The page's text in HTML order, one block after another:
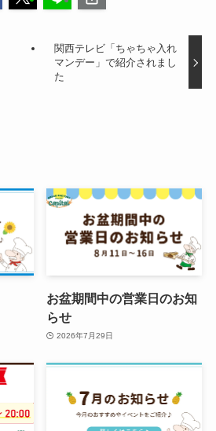
関西テレビ「ちゃちゃ入れ
マンデー」で紹介されまし
た
お盆期間中の営業日のお知
らせ
2026年7月29日